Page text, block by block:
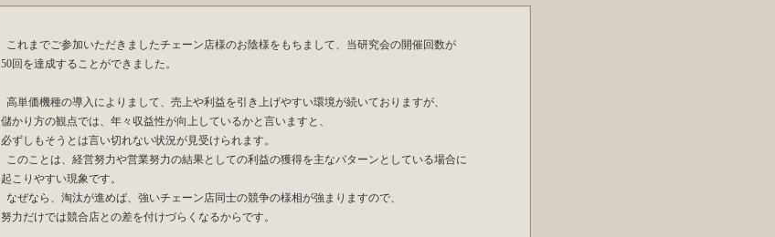
これまでご参加いただきましたチェーン店様のお陰様をもちまして、当研究会の開催回数が
50回を達成することができました。
高単価機種の導入によりまして、売上や利益を引き上げやすい環境が続いておりますが、
儲かり方の観点では、年々収益性が向上しているかと言いますと、
必ずしもそうとは言い切れない状況が見受けられます。
このことは、経営努力や営業努力の結果としての利益の獲得を主なパターンとしている場合に
起こりやすい現象です。
なぜなら、淘汰が進めば、強いチェーン店同士の競争の様相が強まりますので、
努力だけでは競合店との差を付けづらくなるからです。